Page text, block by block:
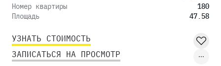
Номер квартиры
180
Площадь
47.58
УЗНАТЬ СТОИМОСТЬ
ЗАПИСАТЬСЯ НА ПРОСМОТР